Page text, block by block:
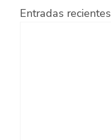
Entradas recientes